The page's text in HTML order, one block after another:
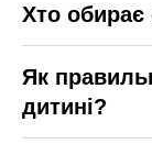
Хто обирає
Як
дитині?